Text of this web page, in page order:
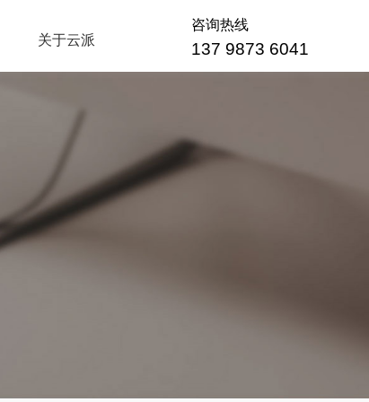
关于云派
咨询热线
137 9873 6041